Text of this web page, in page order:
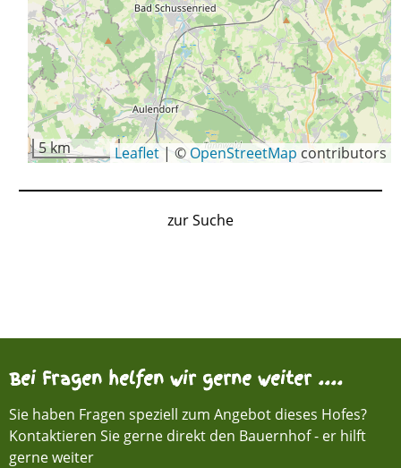
5 km Leaflet |© OpenStreetMap contributors
zur Suche
Bei Fragen helfen wir gerne weiter ....
Sie haben Fragen speziell zum Angebot dieses Hofes?
Kontaktieren Sie gerne direkt den Bauernhof - er hilft
gerne weiter